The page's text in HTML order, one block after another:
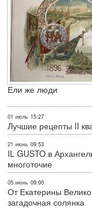
Ели же люди
01 июль 15:27
Лучшие рецепты II
21 июнь 09:53
IL GUSTO в
многоточие
05 июнь 09:00
От Екатерины
загадочная солянка